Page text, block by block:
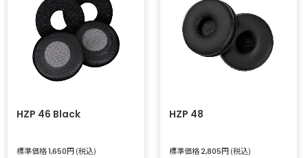
HZP 46 Black
標準価格1,650円 (税込)
HZP 48
標準価格2,805円 (税込)